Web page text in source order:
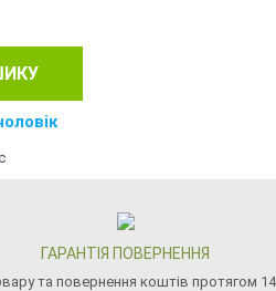
ГАРАНТІЯ ПОВЕРНЕННЯ
та повернення коштів протягом 14